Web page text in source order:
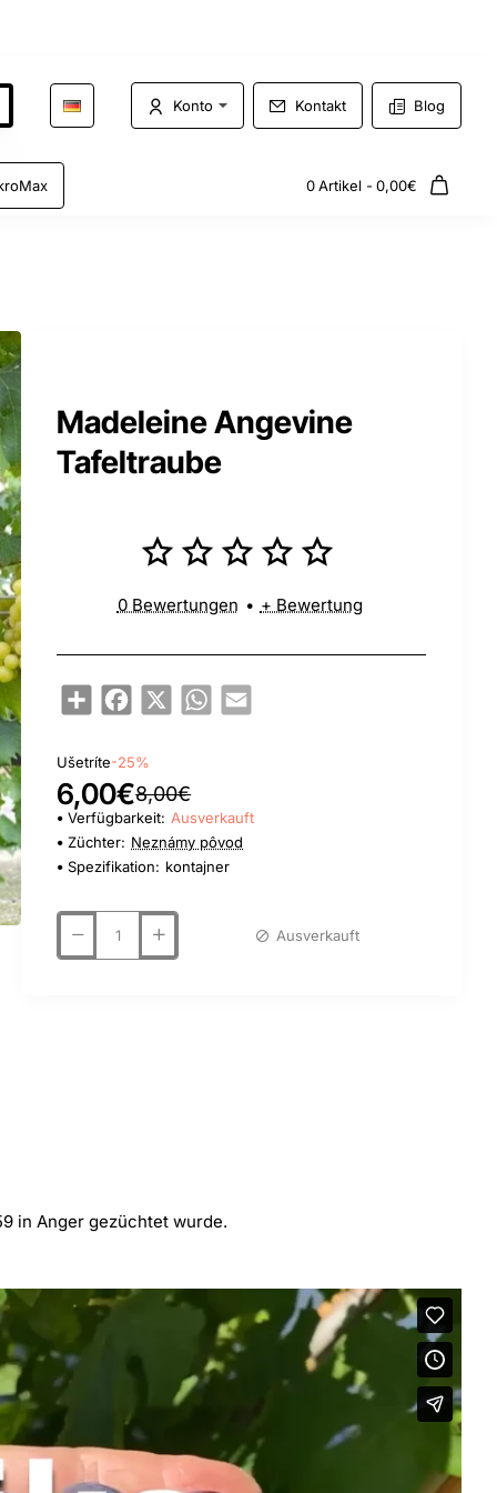
Konto Kontakt Blog
0 Artikel - 0,00€
Madeleine Angevine
Tafeltraube
ShareFacebook
X WhatsApp
Email
0 Bewertungen • + Bewertung
Ušetríte-25%
6,00€8,00€
Verfügbarkeit: Ausverkauft
Züchter: Neznámy pôvod
Spezifikation: kontajner
Ausverkauft
in Anger gezüchtet wurde.